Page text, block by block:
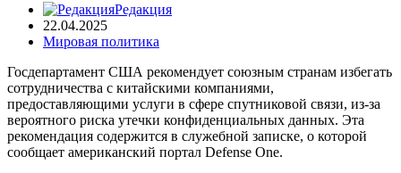
Редакция
22.04.2025
Мировая политика
Госдепартамент США рекомендует союзным странам избегать
сотрудничества с китайскими компаниями,
предоставляющими услуги в сфере спутниковой связи, из-за
вероятного риска утечки конфиденциальных данных. Эта
рекомендация содержится в служебной записке, о которой
сообщает американский портал Defense One.